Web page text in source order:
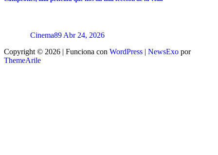
Cinema89 Abr 24, 2026
Copyright © 2026 | Funciona con WordPress | NewsExo por
ThemeArile